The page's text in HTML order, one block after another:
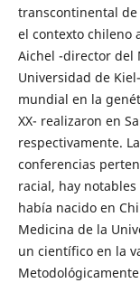
transcontinental
el contexto chileno
Aichel -director del
Universidad de
mundial en la
XX- realizaron en
respectivamente.
conferencias
racial, hay
había nacido en
Medicina de la
un científico en la